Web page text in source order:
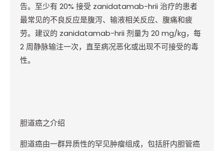
告。至少有 20% 接受 zanidatamab-hrii 治疗的患者
最常见的不良反应是腹泻、输液相关反应、腹痛和疲
劳。建议的 zanidatamab-hrii 剂量为 20 mg/kg，每
2 周静脉输注一次，直至病况恶化或出现不可接受的毒
性。
胆道癌之介绍
胆道癌由一群异质性的罕见肿瘤组成，包括肝内胆管癌